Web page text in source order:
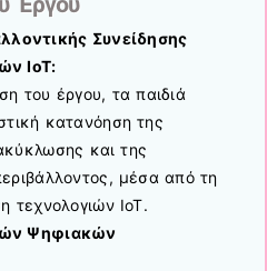
Συνείδησης
IoT:
του έργου, τα παιδιά
κατανόηση της
και της
μέσα από τη
τεχνολογιών IoT.
Ψηφιακών